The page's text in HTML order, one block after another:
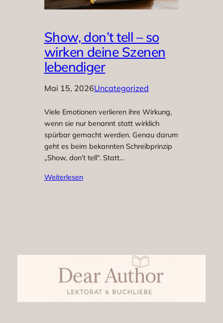
Show, don’t tell – so
wirken deine Szenen
lebendiger
Mai 15, 2026Uncategorized
Viele Emotionen verlieren ihre Wirkung,
wenn sie nur benannt statt wirklich
spürbar gemacht werden. Genau darum
geht es beim bekannten Schreibprinzip
„Show, don’t tell“. Statt…
Weiterlesen